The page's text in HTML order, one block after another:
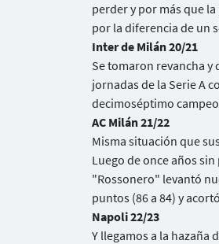
perder y por más que
por la diferencia de un
Inter de Milán 20/21
Se tomaron revancha
jornadas de la Serie A
decimoséptimo
AC Milán 21/22
Misma situación que
Luego de once años
"Rossonero" levantó
puntos (86 a 84) y
Napoli 22/23
Y llegamos a la hazaña